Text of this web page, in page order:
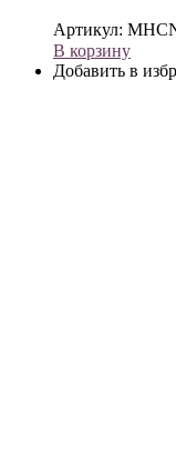
Артикул:
В корзину
Добавить в